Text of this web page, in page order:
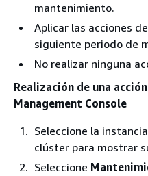
mantenimiento.
Aplicar las acciones
siguiente periodo de
No realizar ninguna
Realización de una
Management Console
Seleccione la
clúster para mostrar
Seleccione